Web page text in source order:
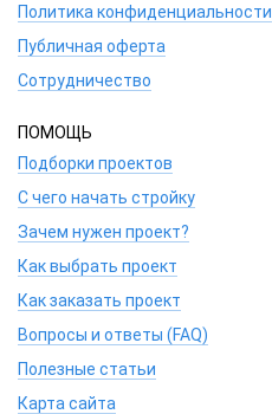
Политика конфиденциальности
Публичная оферта
Сотрудничество
ПОМОЩЬ
Подборки проектов
С чего начать стройку
Зачем нужен проект?
Как выбрать проект
Как заказать проект
Вопросы и ответы (FAQ)
Полезные статьи
Карта сайта